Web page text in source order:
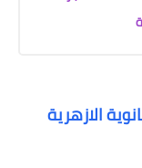
الازهرية